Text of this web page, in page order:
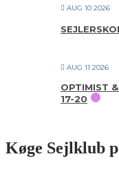
AUG 10 2026
AUG 11 2026
OPTIMIST
17-20
Køge Sejlklub